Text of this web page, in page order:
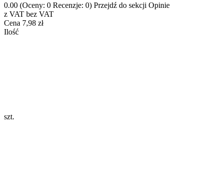
0.00 (Oceny: 0 Recenzje: 0) Przejdź do sekcji Opinie
z VAT bez VAT
Cena 7,98 zł
Ilość
szt.